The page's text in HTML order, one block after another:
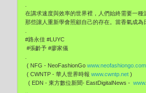
在講求速度與效率的世界裡，人們始終需要一
那些讓人重新學會照顧自己的存在。當香氣成為
#路永佳 #LUYC
#張齡予 #廖家儀
( NFG - NeoFashionGo www.neofashiongo.com
( CWNTP - 華人世界時報 www.cwntp.net )
( EDN - 東方數位新聞- EastDigitalNews -